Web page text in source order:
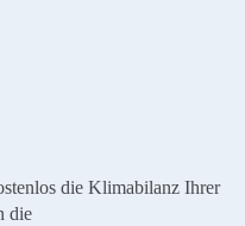
die Klimabilanz Ihrer
die